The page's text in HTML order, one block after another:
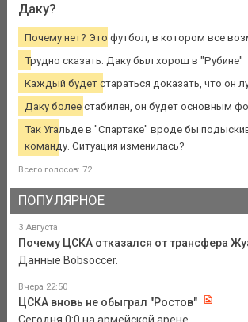
Даку?
Почему нет? Это футбол, в котором все
Трудно сказать. Даку был хорош в "Рубине"
Каждый будет стараться доказать, что он
Даку более стабилен, он будет основным
Так Угальде в "Спартаке" вроде бы
команду. Ситуация изменилась?
Всего голосов: 72
ПОПУЛЯРНОЕ
3 Августа
Почему ЦСКА отказался от трансфера
Данные Bobsoccer.
Вчера 22:50
ЦСКА вновь не обыграл "Ростов"